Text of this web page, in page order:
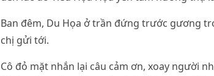
Ban đêm, Du Họa ở trần đứng trước gương
chị gửi tới.
Cô đỏ mặt nhắn lại câu cảm ơn, xoay người